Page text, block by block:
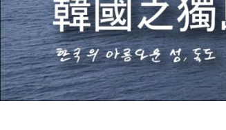
사
이
의